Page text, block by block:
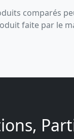
comparés
faite par le